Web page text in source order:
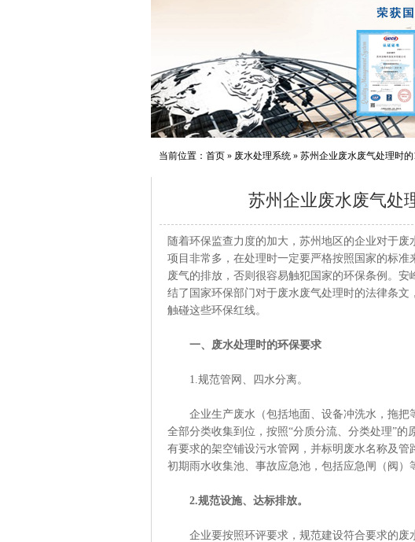
当前位置： 首页 » 废水处理系统 » 苏州企业废水废气处理时的
苏州企业废水废气处
随着环保监查力度的加大，苏州地区的企业对于
项目非常多，在处理时一定要严格按照国家的标
废气的排放，否则很容易触犯国家的环保条例。
结了国家环保部门对于废水废气处理时的法律条
触碰这些环保红线。
一、废水处理时的环保要求
1.规范管网、四水分离。
企业生产废水（包括地面、设备冲洗水，拖把
全部分类收集到位，按照“分质分流、分类处理”
有要求的架空铺设污水管网，并标明废水名称及
初期雨水收集池、事故应急池，包括应急闸（阀）
2.规范设施、达标排放。
企业要按照环评要求，规范建设符合要求的废